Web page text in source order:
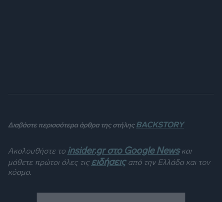
Διαβάστε περισσότερα άρθρα της στήληςBACKSTORY
Ακολουθήστε το insider.gr στο Google Newsκαι
μάθετε πρώτοι όλες τις ειδήσειςαπό την Ελλάδα και τον
κόσμο.